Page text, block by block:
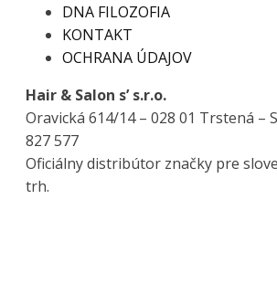
DNA FILOZOFIA
KONTAKT
OCHRANA ÚDAJOV
Hair & Salon s’ s.r.o.
Oravická 614/14 – 028 01 Trstená –
827 577
Oficiálny distribútor značky pre
trh.